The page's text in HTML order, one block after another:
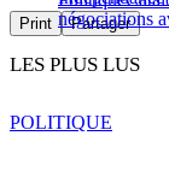
négociations
Print Partager
LES PLUS LUS
POLITIQUE